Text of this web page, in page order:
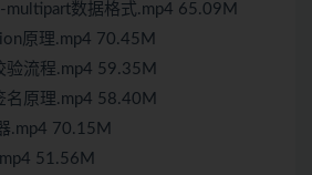
数据格式.mp4 65.09M
原理.mp4 70.45M
流程.mp4 59.35M
原理.mp4 58.40M
.mp4 70.15M
51.56M